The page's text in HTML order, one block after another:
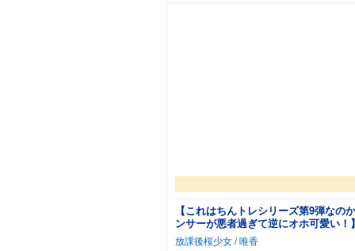
【これはちんトレシリーズ第9弾な
ンサーが悪者過ぎて逆にオホ可愛い！
放課後桜少女/唯香